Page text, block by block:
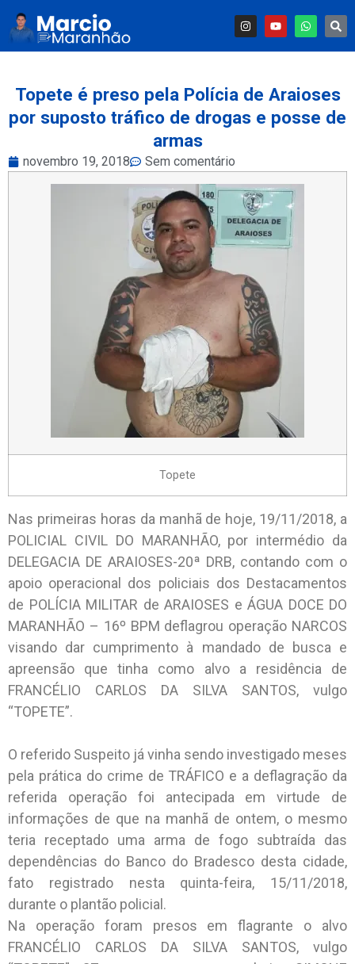
Topete é preso pela Polícia de Araioses
por suposto tráfico de drogas e posse de
armas
novembro 19, 2018 Sem comentário
Topete
Nas primeiras horas da manhã de hoje, 19/11/2018, a
POLICIAL CIVIL DO MARANHÃO, por intermédio da
DELEGACIA DE ARAIOSES-20ª DRB, contando com o
apoio operacional dos policiais dos Destacamentos
de POLÍCIA MILITAR de ARAIOSES e ÁGUA DOCE DO
MARANHÃO – 16º BPM deflagrou operação NARCOS
visando dar cumprimento à mandado de busca e
apreensão que tinha como alvo a residência de
FRANCÉLIO CARLOS DA SILVA SANTOS, vulgo
“TOPETE”.
O referido Suspeito já vinha sendo investigado meses
pela prática do crime de TRÁFICO e a deflagração da
referida operação foi antecipada em virtude de
informações de que na manhã de ontem, o mesmo
teria receptado uma arma de fogo subtraída das
dependências do Banco do Bradesco desta cidade,
fato registrado nesta quinta-feira, 15/11/2018,
durante o plantão policial.
Na operação foram presos em flagrante o alvo
FRANCÉLIO CARLOS DA SILVA SANTOS, vulgo